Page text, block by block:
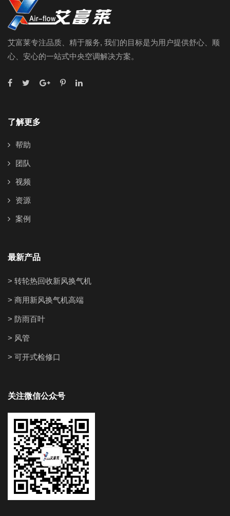
艾富莱专注品质、精于服务, 我们的目标是为用户提供舒心、顺
心、安心的一站式中央空调解决方案。
了解更多
帮助
团队
视频
资源
案例
最新产品
> 转轮热回收新风换气机
> 商用新风换气机高端
> 防雨百叶
> 风管
> 可开式检修口
关注微信公众号